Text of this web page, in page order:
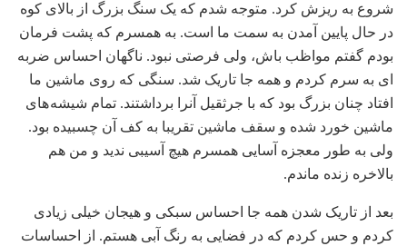
شروع به ریزش کرد. متوجه شدم که یک سنگ بزرگ از بالای کوه
در حال پایین آمدن به سمت ما است. به همسرم که پشت فرمان
بودم گفتم مواظب باش، ولی فرصتی نبود. ناگهان احساس ضربه
ای به سرم کردم و همه جا تاریک شد. سنگی که روی ماشین ما
افتاد چنان بزرگ بود که با جرثقیل آنرا برداشتند. تمام شیشه های
ماشین خورد شده و سقف ماشین تقریبا به کف آن چسبیده بود.
ولی به طور معجزه آسایی همسرم هیچ آسیبی ندید و من هم
بالاخره زنده ماندم.
بعد از تاریک شدن همه جا احساس سبکی و هیجان خیلی زیادی
کردم و حس کردم که در فضایی به رنگ آبی هستم. از احساسات